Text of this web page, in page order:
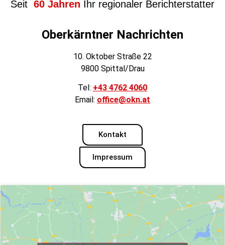
Seit 60 Jahren Ihr regionaler Berichterstatter
Oberkärntner Nachrichten
10. Oktober Straße 22
9800 Spittal/Drau
Tel: +43 4762 4060
Email: office@okn.at
Kontakt
Impressum